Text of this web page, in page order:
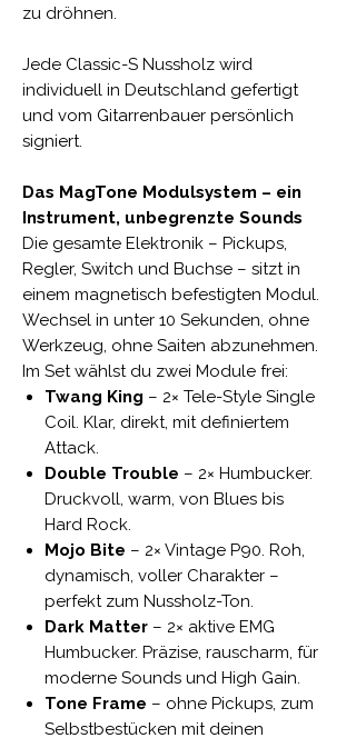
zu dröhnen.
Jede Classic-S Nussholz wird
individuell in Deutschland gefertigt
und vom Gitarrenbauer persönlich
signiert.
Das MagTone Modulsystem – ein
Instrument, unbegrenzte Sounds
Die gesamte Elektronik – Pickups,
Regler, Switch und Buchse – sitzt in
einem magnetisch befestigten Modul.
Wechsel in unter 10 Sekunden, ohne
Werkzeug, ohne Saiten abzunehmen.
Im Set wählst du zwei Module frei:
Twang King – 2× Tele-Style Single
Coil. Klar, direkt, mit definiertem
Attack.
Double Trouble – 2× Humbucker.
Druckvoll, warm, von Blues bis
Hard Rock.
Mojo Bite – 2× Vintage P90. Roh,
dynamisch, voller Charakter –
perfekt zum Nussholz-Ton.
Dark Matter – 2× aktive EMG
Humbucker. Präzise, rauscharm, für
moderne Sounds und High Gain.
Tone Frame – ohne Pickups, zum
Selbstbestücken mit deinen